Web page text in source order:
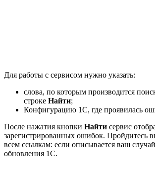
Для работы с сервисом нужно указать:
слова, по которым производится
строке Найти;
Конфигурацию 1С, где проявилась
После нажатия кнопки Найти сервис
зарегистрированных ошибок. Пройдитесь
всем ссылкам: если описывается ваш
обновления 1С.